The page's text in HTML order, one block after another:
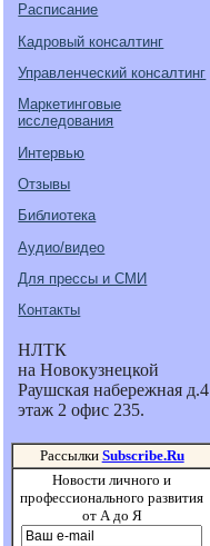
Расписание
Кадровый консалтинг
Управленческий консалтинг
Маркетинговые
исследования
Интервью
Отзывы
Библиотека
Аудио/видео
Для прессы и СМИ
Контакты
НЛТК
на Новокузнецкой
Раушская набережная д.4
этаж 2 офис 235.
Рассылки Subscribe.Ru
Новости личного и
профессионального развития
от А до Я